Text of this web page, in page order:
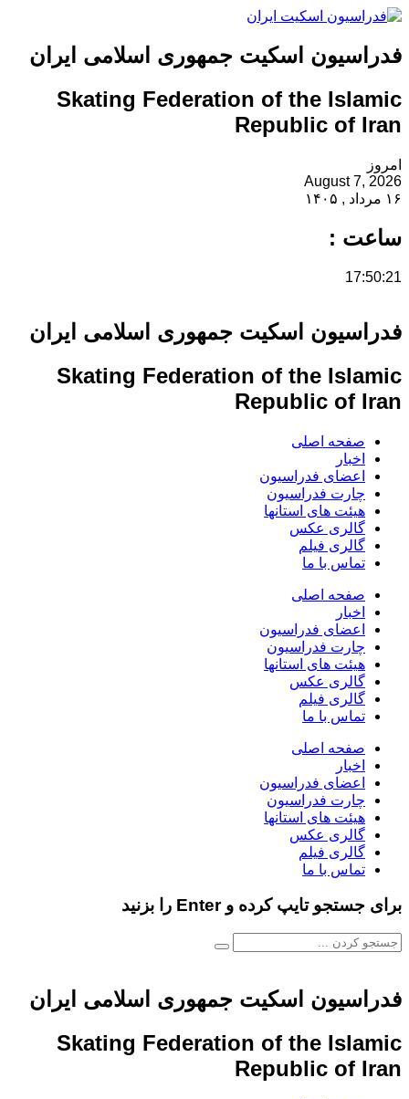
فدراسیون اسکیت جمهوری اسلامی ایران
Skating Federation of the Islamic
Republic of Iran
امروز
August 7, 2026
۱۶ مرداد , ۱۴۰۵
ساعت :
17:50:21
فدراسیون اسکیت جمهوری اسلامی ایران
Skating Federation of the Islamic
Republic of Iran
صفحه اصلی
اخبار
اعضای فدراسیون
چارت فدراسیون
هیئت های استانها
گالری عکس
گالری فیلم
تماس با ما
صفحه اصلی
اخبار
اعضای فدراسیون
چارت فدراسیون
هیئت های استانها
گالری عکس
گالری فیلم
تماس با ما
صفحه اصلی
اخبار
اعضای فدراسیون
چارت فدراسیون
هیئت های استانها
گالری عکس
گالری فیلم
تماس با ما
برای جستجو تایپ کرده و Enter را بزنید
فدراسیون اسکیت جمهوری اسلامی ایران
Skating Federation of the Islamic
Republic of Iran